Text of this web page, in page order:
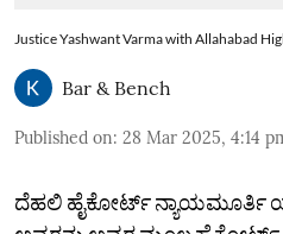
Justice Yashwant Varma with Allahabad
Bar & Bench
Published on: 28 Mar 2025, 4:14
ದೆಹಲಿ ಹೈಕೋರ್ಟ್